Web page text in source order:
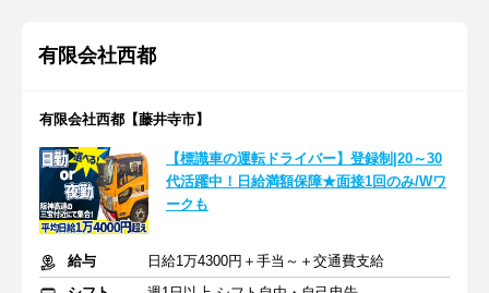
有限会社西都
有限会社西都【藤井寺市】
【標識車の運転ドライバー】登録制|20～30
代活躍中！日給満額保障★面接1回のみ/Wワ
ークも
給与
日給1万4300円＋手当～＋交通費支給